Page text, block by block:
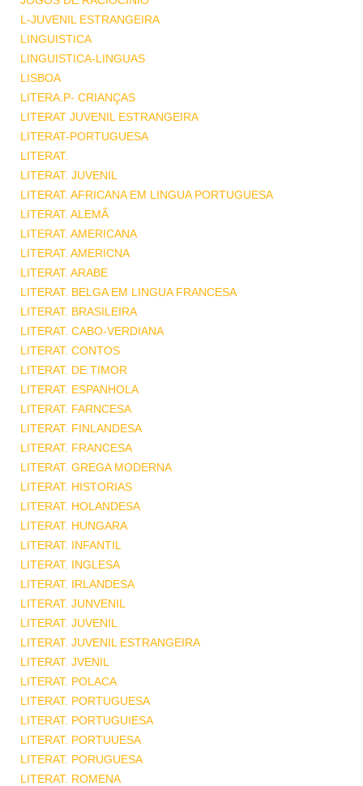
L-JUVENIL ESTRANGEIRA
LINGUISTICA
LINGUISTICA-LINGUAS
LISBOA
LITERA.P- CRIANÇAS
LITERAT JUVENIL ESTRANGEIRA
LITERAT-PORTUGUESA
LITERAT.
LITERAT. JUVENIL
LITERAT. AFRICANA EM LINGUA PORTUGUESA
LITERAT. ALEMÃ
LITERAT. AMERICANA
LITERAT. AMERICNA
LITERAT. ARABE
LITERAT. BELGA EM LINGUA FRANCESA
LITERAT. BRASILEIRA
LITERAT. CABO-VERDIANA
LITERAT. CONTOS
LITERAT. DE TIMOR
LITERAT. ESPANHOLA
LITERAT. FARNCESA
LITERAT. FINLANDESA
LITERAT. FRANCESA
LITERAT. GREGA MODERNA
LITERAT. HISTORIAS
LITERAT. HOLANDESA
LITERAT. HUNGARA
LITERAT. INFANTIL
LITERAT. INGLESA
LITERAT. IRLANDESA
LITERAT. JUNVENIL
LITERAT. JUVENIL
LITERAT. JUVENIL ESTRANGEIRA
LITERAT. JVENIL
LITERAT. POLACA
LITERAT. PORTUGUESA
LITERAT. PORTUGUIESA
LITERAT. PORTUUESA
LITERAT. PORUGUESA
LITERAT. ROMENA